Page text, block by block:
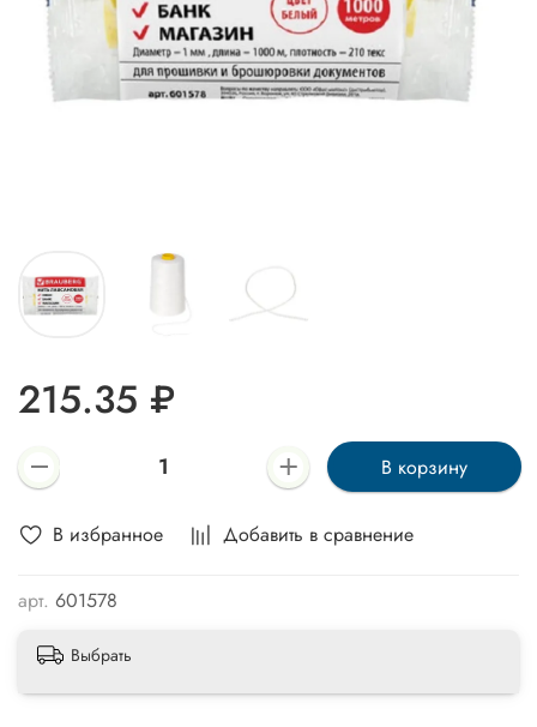
В избранное Добавить в сравнение
арт. 601578
215.35 ₽
В корзину
Выбрать